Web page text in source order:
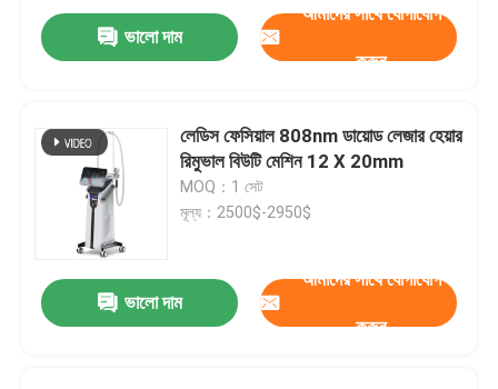
ভালো দাম
আমাদের সাথে যোগাযোগ
করুন
লেডিস ফেসিয়াল 808nm ডায়োড লেজার হেয়ার
রিমুভাল বিউটি মেশিন 12 X 20mm
MOQ：1 সেট
মূল্য：2500$-2950$
ভালো দাম
আমাদের সাথে যোগাযোগ
করুন